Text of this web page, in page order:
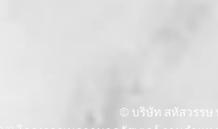
© บริษัท สหัสวรรษ